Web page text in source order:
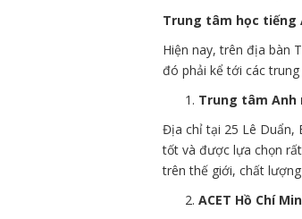
Trung tâm học tiếng
Hiện nay, trên địa bàn
đó phải kể tới các trung
Trung tâm Anh
Địa chỉ tại 25 Lê Duẩn,
tốt và được lựa chọn
trên thế giới, chất
ACET Hồ Chí